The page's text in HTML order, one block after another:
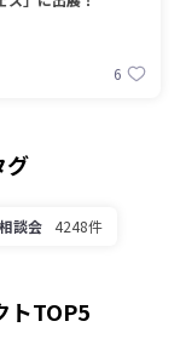
6
グ
談会 4248件
トTOP5